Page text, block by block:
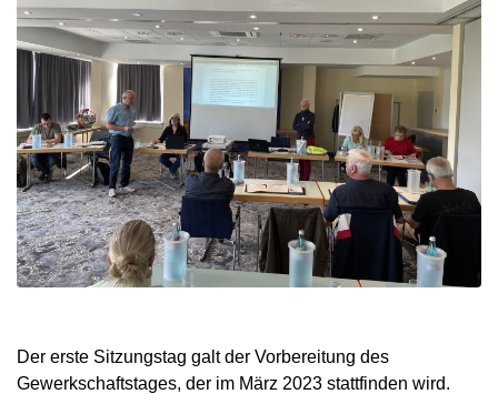
Der erste Sitzungstag galt der Vorbereitung des
Gewerkschaftstages, der im März 2023 stattfinden wird.